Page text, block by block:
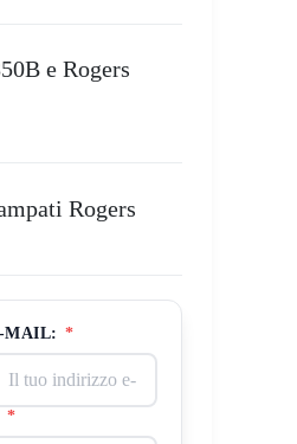
e Rogers
Rogers
MAIL: *
*